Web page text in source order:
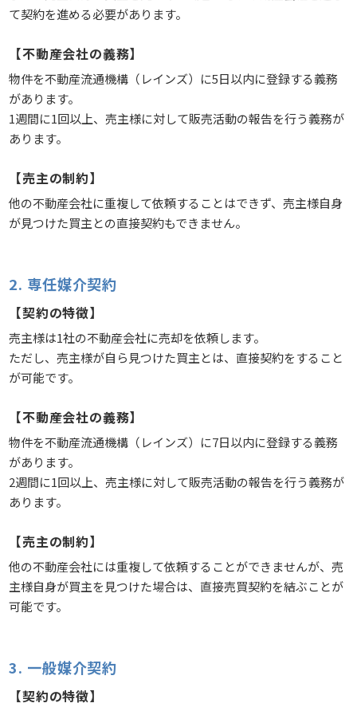
て契約を進める必要があります。
【不動産会社の義務】
物件を不動産流通機構（レインズ）に5日以内に登録する義務
があります。
1週間に1回以上、売主様に対して販売活動の報告を行う義務が
あります。
【売主の制約】
他の不動産会社に重複して依頼することはできず、売主様自身
が見つけた買主との直接契約もできません。
2. 専任媒介契約
【契約の特徴】
売主様は1社の不動産会社に売却を依頼します。
ただし、売主様が自ら見つけた買主とは、直接契約をすること
が可能です。
【不動産会社の義務】
物件を不動産流通機構（レインズ）に7日以内に登録する義務
があります。
2週間に1回以上、売主様に対して販売活動の報告を行う義務が
あります。
【売主の制約】
他の不動産会社には重複して依頼することができませんが、売
主様自身が買主を見つけた場合は、直接売買契約を結ぶことが
可能です。
3. 一般媒介契約
【契約の特徴】